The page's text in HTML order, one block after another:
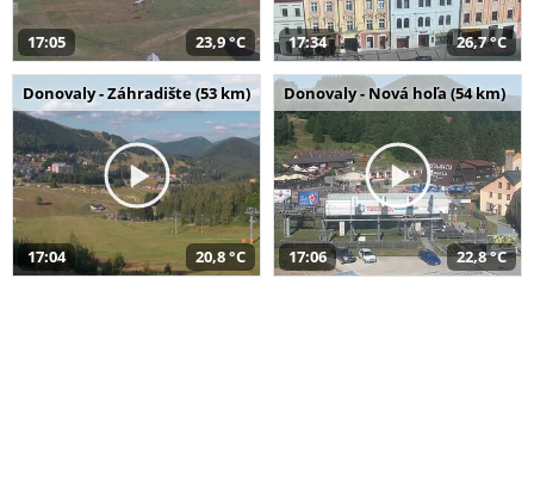
17:05 23,9 °C 17:34 26,7 °C
Donovaly - Záhradište (53 km)
17:04 20,8 °C
Donovaly - Nová hoľa (54 km)
17:06 22,8 °C